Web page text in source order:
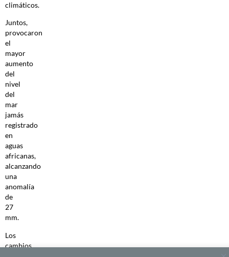
climáticos.
Juntos,
provocaron
el
mayor
aumento
del
nivel
del
mar
jamás
registrado
en
aguas
africanas,
alcanzando
una
anomalía
de
27
mm.
Los
cambios